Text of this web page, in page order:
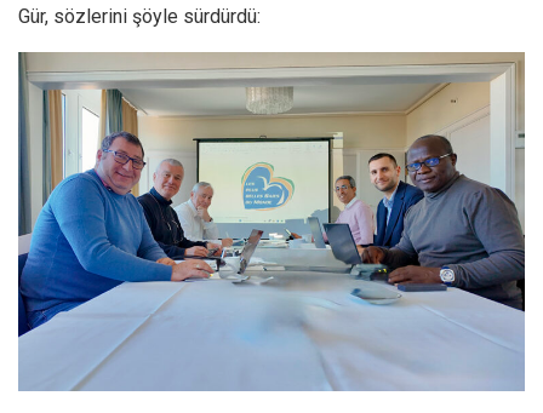
Gür, sözlerini şöyle sürdürdü: